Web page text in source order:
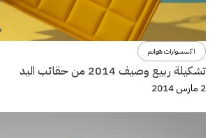
اكسسوارات هوانم
تشكيلة ربيع وصيف 2014 من حقائب اليد
2 مارس 2014